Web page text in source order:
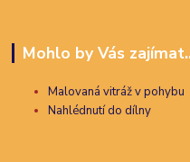
Mohlo by Vás
Malovaná vitráž v pohybu
Nahlédnutí do dílny